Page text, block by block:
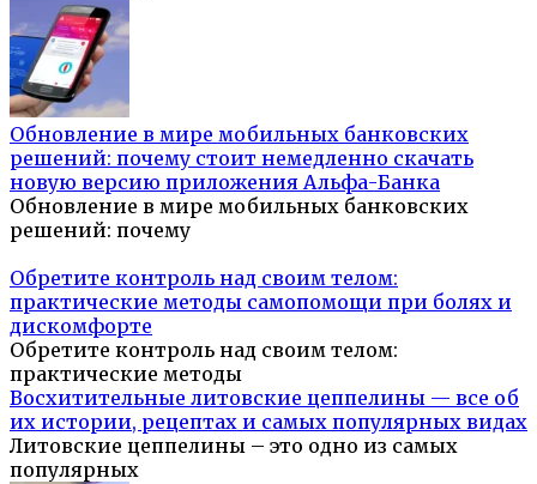
Обновление в мире мобильных банковских
решений: почему стоит немедленно скачать
новую версию приложения Альфа-Банка
Обновление в мире мобильных банковских
решений: почему
Обретите контроль над своим телом:
практические методы самопомощи при болях и
дискомфорте
Обретите контроль над своим телом:
практические методы
Восхитительные литовские цеппелины — все об
их истории, рецептах и самых популярных видах
Литовские цеппелины – это одно из самых
популярных